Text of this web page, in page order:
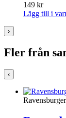
149 kr
Lägg till i
›
Fler från
‹
Ravensburger